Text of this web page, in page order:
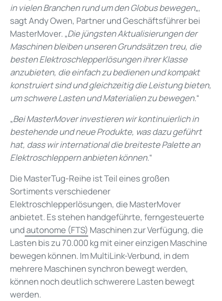
in vielen Branchen rund um den Globus bewegen„,
sagt Andy Owen, Partner und Geschäftsführer bei
MasterMover. „Die jüngsten Aktualisierungen der
Maschinen bleiben unseren Grundsätzen treu, die
besten Elektroschlepperlösungen ihrer Klasse
anzubieten, die einfach zu bedienen und kompakt
konstruiert sind und gleichzeitig die Leistung bieten,
um schwere Lasten und Materialien zu bewegen.“
„Bei MasterMover investieren wir kontinuierlich in
bestehende und neue Produkte, was dazu geführt
hat, dass wir international die breiteste Palette an
Elektroschleppern anbieten können.“
Die MasterTug-Reihe ist Teil eines großen
Sortiments verschiedener
Elektroschlepperlösungen, die MasterMover
anbietet. Es stehen handgeführte, ferngesteuerte
undautonome (FTS) Maschinen zur Verfügung, die
Lasten bis zu 70.000 kg mit einer einzigen Maschine
bewegen können. ImMultiLink-Verbund, in dem
mehrere Maschinen synchron bewegt werden,
können noch deutlich schwerere Lasten bewegt
werden.